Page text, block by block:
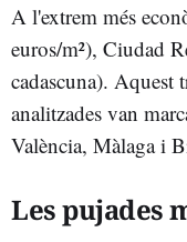
A l'extrem més
euros/m²), Ciudad
cadascuna). Aquest
analitzades van
València, Màlaga i
Les pujades